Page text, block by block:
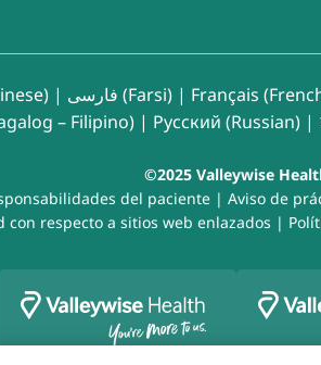
| فارسی (Farsi) | Français
– Filipino) | Русский (Russian) |
©2025 Valleywise
del paciente | Aviso de
con respecto a sitios web enlazados |